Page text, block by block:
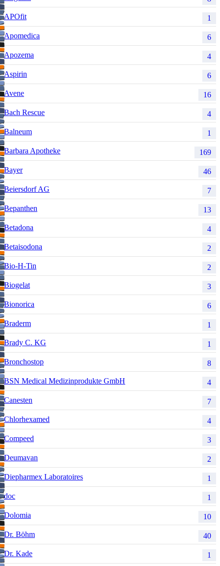
APOfit 1
Apomedica 6
Apozema 4
Aspirin 6
Avene 16
Bach Rescue 4
Balneum 1
Barbara Apotheke 169
Bayer 46
Beiersdorf AG 7
Bepanthen 13
Betadona 4
Betaisodona 2
Bio-H-Tin 2
Biogelat 3
Bionorica 6
Braderm 1
Brady C. KG 1
Bronchostop 8
BSN Medical Medizinprodukte GmbH 4
Canesten 7
Chlorhexamed 4
Compeed 3
Deumavan 2
Diepharmex Laboratoires 1
doc 1
Dolomia 10
Dr. Böhm 40
Dr. Kade 1